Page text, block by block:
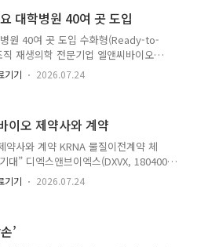
심이 높아지는 시장 흐름은 덴서티
해석된다. 특히 덴서티의 제품 라인업
지난 1월에 출시한..
대학병원 40여 곳 도입
원 40여 곳 도입 수화형(Ready-to-
재생의학 전문기업 엘앤씨바이오
브(MegaNerve)가 국내 주요 대학병
국산 치료재료의 적용 범위를 확대하
용하는 인체조직 유래 Nerve
이식재다. 현재 정형외과, 성형외과,
용되고 있으며 디지털신경, 정..
기기 2026.07.24
이오 제약사와 계약
약사와 계약 KRNA 물질이전계약 체
” 디엑스앤브이엑스(DXVX, 180400)
상온 초장기 보관 핵산 안정화 기술
다고 23일 밝혔다. 이는 지난 6월 체결
번 MTA는 비밀유지계약에 따라 회사
기기 2026.07.24
’